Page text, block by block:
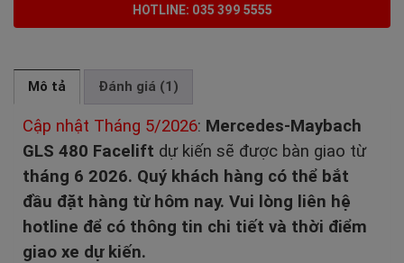
HOTLINE: 035 399 5555
Mô tả Đánh giá (1)
Cập nhật Tháng 5/2026: Mercedes-Maybach
GLS 480 Facelift dự kiến sẽ được bàn giao từ
tháng 6 2026. Quý khách hàng có thể bắt
đầu đặt hàng từ hôm nay. Vui lòng liên hệ
hotline để có thông tin chi tiết và thời điểm
giao xe dự kiến.